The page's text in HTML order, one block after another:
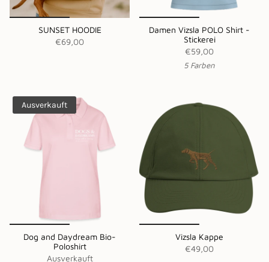
SUNSET HOODIE
€69,00
Damen Vizsla POLO Shirt -
Stickerei
€59,00
5 Farben
Ausverkauft
Dog and Daydream Bio-
Poloshirt
Ausverkauft
Vizsla Kappe
€49,00